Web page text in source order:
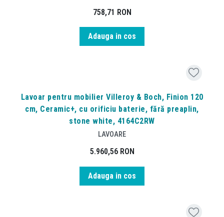
758,71 RON
Adauga in cos
Lavoar pentru mobilier Villeroy & Boch, Finion 120
cm, Ceramic+, cu orificiu baterie, fără preaplin,
stone white, 4164C2RW
LAVOARE
5.960,56 RON
Adauga in cos